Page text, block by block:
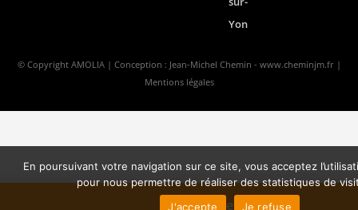
Vue carte
Yon
© Copyright AMOLIA | Conception : Jean-Michel Chemin - www.cheminjm.fr|
Mentions légales
En poursuivant votre navigation sur ce site, vous acceptez
pour nous permettre de réaliser des statistiques de
J'accepte
Je refuse